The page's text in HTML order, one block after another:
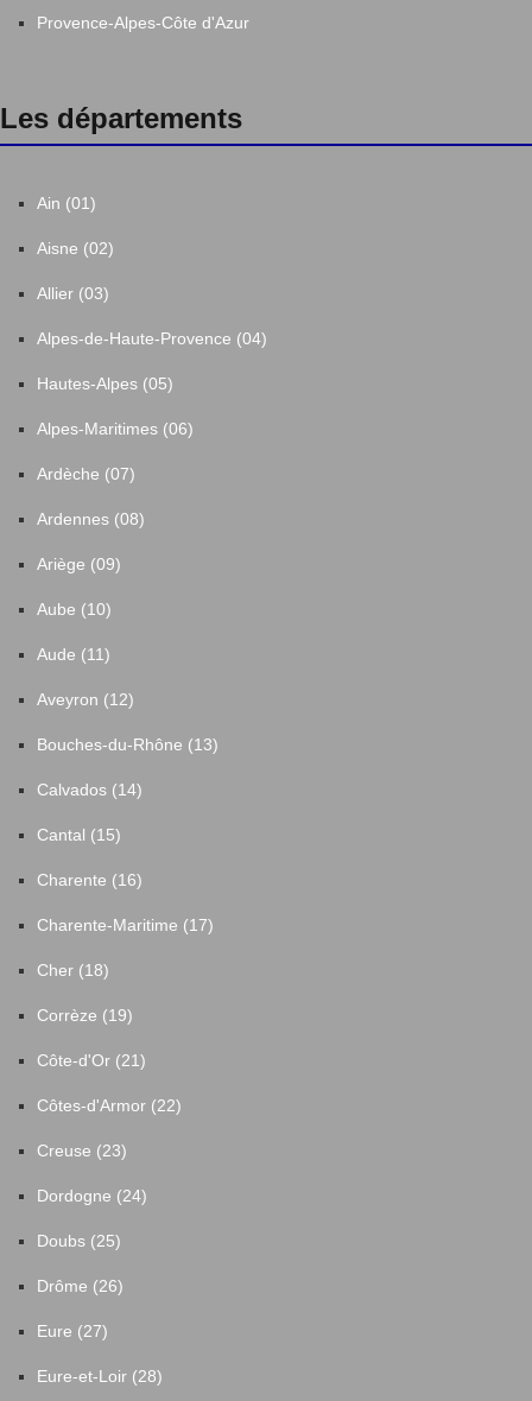
Provence-Alpes-Côte d'Azur
Les départements
Ain (01)
Aisne (02)
Allier (03)
Alpes-de-Haute-Provence (04)
Hautes-Alpes (05)
Alpes-Maritimes (06)
Ardèche (07)
Ardennes (08)
Ariège (09)
Aube (10)
Aude (11)
Aveyron (12)
Bouches-du-Rhône (13)
Calvados (14)
Cantal (15)
Charente (16)
Charente-Maritime (17)
Cher (18)
Corrèze (19)
Côte-d'Or (21)
Côtes-d'Armor (22)
Creuse (23)
Dordogne (24)
Doubs (25)
Drôme (26)
Eure (27)
Eure-et-Loir (28)